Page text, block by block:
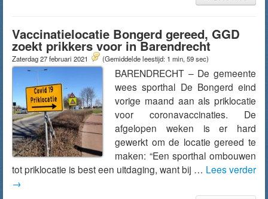
Vaccinatielocatie Bongerd gereed, GGD
zoekt prikkers voor in Barendrecht
Zaterdag 27 februari 2021 (Gemiddelde leestijd: 1 min, 59 sec)
BARENDRECHT – De gemeente
wees sporthal De Bongerd eind
vorige maand aan als priklocatie
voor coronavaccinaties. De
afgelopen weken is er hard
gewerkt om de locatie gereed te
maken: “Een sporthal ombouwen
tot priklocatie is best een uitdaging, want bij … Lees verder
→